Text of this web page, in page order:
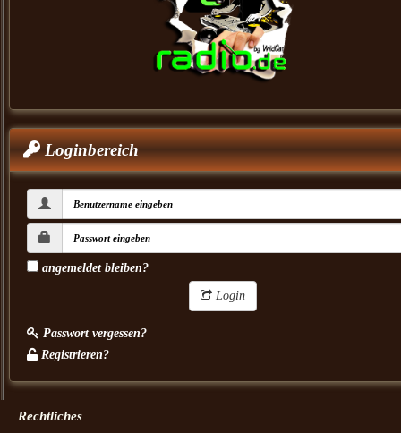
Loginbereich
angemeldet bleiben?
Login
Passwort vergessen?
Registrieren?
Rechtliches